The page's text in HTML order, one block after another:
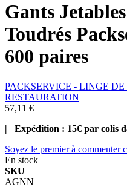
Gants
Toudrés
600 paires
PACKSERVICE - LINGE
RESTAURATION
57,11 €
| Expédition : 15€ par colis
Soyez le premier à commenter
En stock
SKU
AGNN